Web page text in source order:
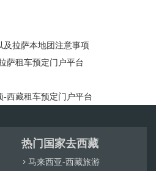
拉萨本地团注意事项
萨租车预定门户平台
-西藏租车预定门户平台
热门国家去西藏
 马来西亚-西藏旅游